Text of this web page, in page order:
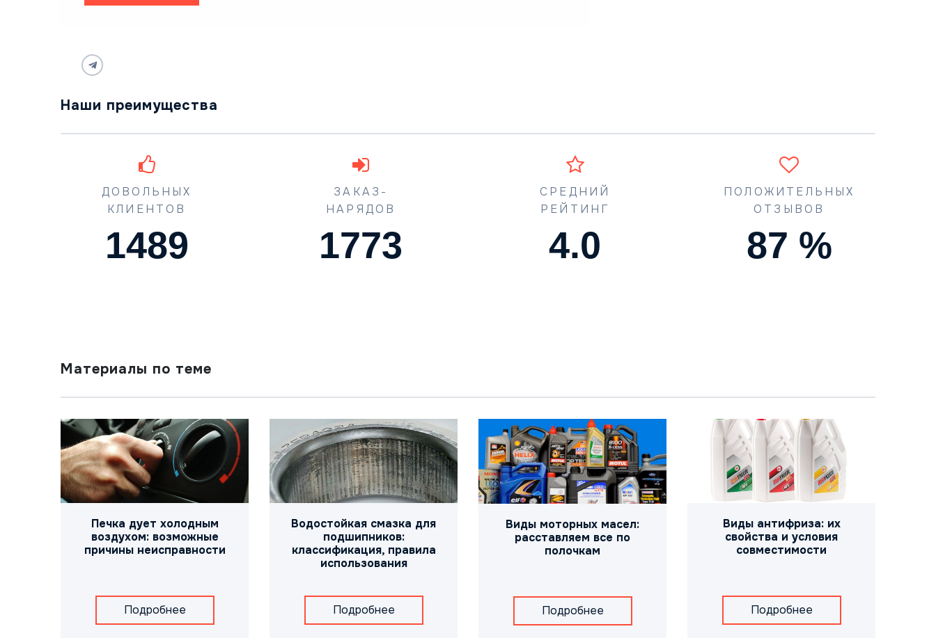
Наши преимущества
ДОВОЛЬНЫХ
КЛИЕНТОВ
1489
ЗАКАЗ-
НАРЯДОВ
1773
СРЕДНИЙ
РЕЙТИНГ
4.5
ПОЛОЖИТЕЛЬНЫХ
ОТЗЫВОВ
90 %
Материалы по теме
Печка дует холодным
воздухом: возможные
причины неисправности
Подробнее
Водостойкая смазка для
подшипников:
классификация, правила
использования
Подробнее
Виды моторных масел:
расставляем все по
полочкам
Подробнее
Виды антифриза: их
свойства и условия
совместимости
Подробнее